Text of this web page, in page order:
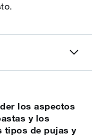
los aspectos
y los
tipos de pujas y